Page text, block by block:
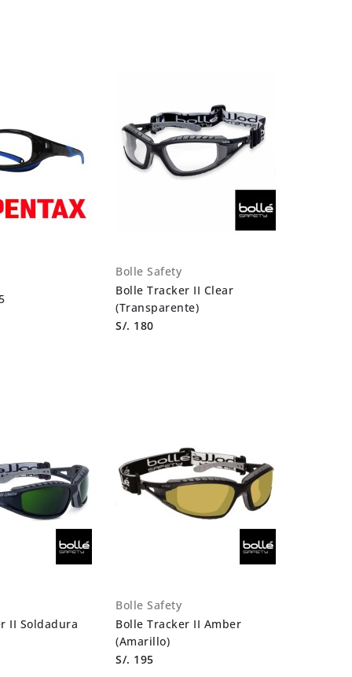
Bolle Safety
Bolle Tracker II Clear
(Transparente)
S/. 180
II Soldadura
Bolle Safety
Bolle Tracker II Amber
(Amarillo)
S/. 195